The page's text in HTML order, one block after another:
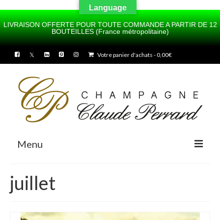
LIVRAISON OFFERTE POUR TOUTE COMMANDE A PARTIR DE 12
BOUTEILLES (France métropolitaine)
UA-100436175-1
Votre panier d'achats -0,00€
Menu
A propos de notre Champagne
Notre histoire
juillet
Language